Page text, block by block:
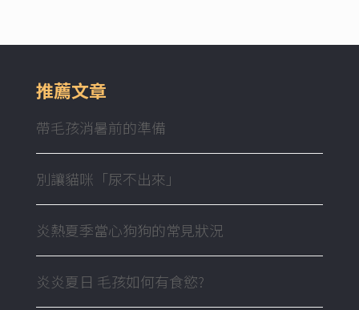
推薦文章
帶毛孩消暑前的準備
別讓貓咪「尿不出來」
炎熱夏季當心狗狗的常見狀況
炎炎夏日 毛孩如何有食慾?